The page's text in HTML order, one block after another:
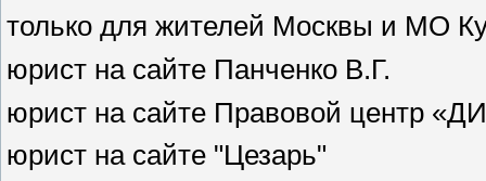
только для жителей Москвы и МО
юрист на сайте Панченко В.Г.
юрист на сайте Правовой центр
юрист на сайте "Цезарь"